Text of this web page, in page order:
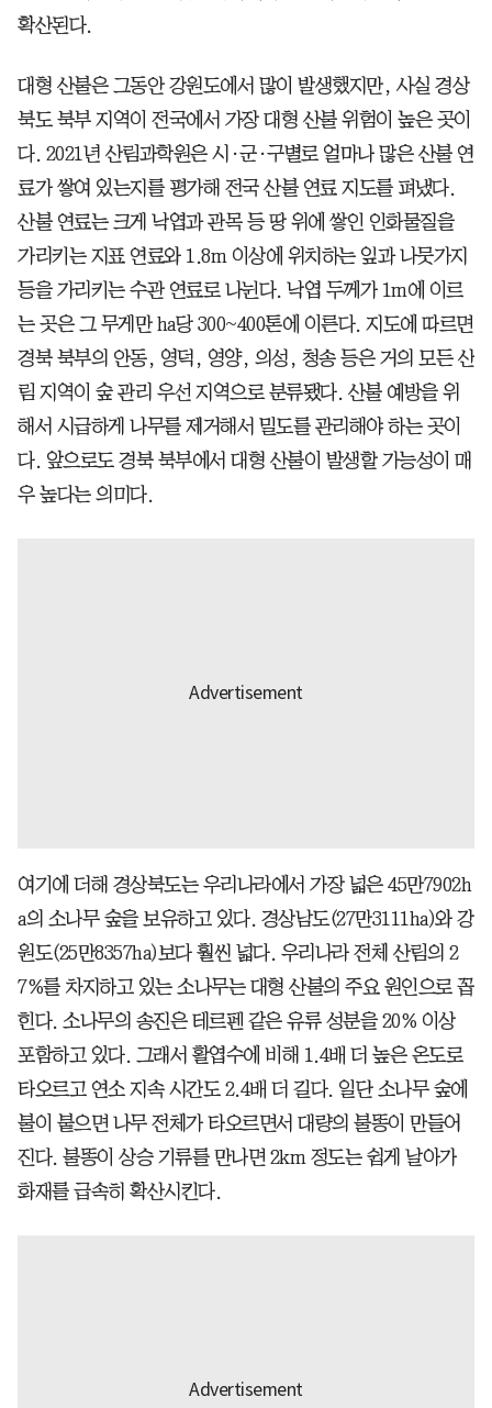
확산된다.
대형 산불은 그동안 강원도에서 많이 발생했지만, 사실 경상
북도 북부 지역이 전국에서 가장 대형 산불 위험이 높은 곳이
다. 2021년 산림과학원은 시·군·구별로 얼마나 많은 산불 연
료가 쌓여 있는지를 평가해 전국 산불 연료 지도를 펴냈다.
산불 연료는 크게 낙엽과 관목 등 땅 위에 쌓인 인화물질을
가리키는 지표 연료와 1.8m 이상에 위치하는 잎과 나뭇가지
등을 가리키는 수관 연료로 나뉜다. 낙엽 두께가 1m에 이르
는 곳은 그 무게만 ha당 300~400톤에 이른다. 지도에 따르면
경북 북부의 안동, 영덕, 영양, 의성, 청송 등은 거의 모든 산
림 지역이 숲 관리 우선 지역으로 분류됐다. 산불 예방을 위
해서 시급하게 나무를 제거해서 밀도를 관리해야 하는 곳이
다. 앞으로도 경북 북부에서 대형 산불이 발생할 가능성이 매
우 높다는 의미다.
여기에 더해 경상북도는 우리나라에서 가장 넓은 45만7902h
a의 소나무 숲을 보유하고 있다. 경상남도(27만3111ha)와 강
원도(25만8357ha)보다 훨씬 넓다. 우리나라 전체 산림의 2
7%를 차지하고 있는 소나무는 대형 산불의 주요 원인으로 꼽
힌다. 소나무의 송진은 테르펜 같은 유류 성분을 20% 이상
포함하고 있다. 그래서 활엽수에 비해 1.4배 더 높은 온도로
타오르고 연소 지속 시간도 2.4배 더 길다. 일단 소나무 숲에
불이 붙으면 나무 전체가 타오르면서 대량의 불똥이 만들어
진다. 불똥이 상승 기류를 만나면 2km 정도는 쉽게 날아가
화재를 급속히 확산시킨다.